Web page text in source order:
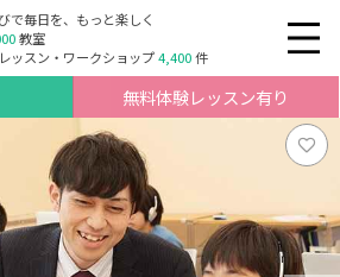
で毎日を、もっと楽しく
教室
ッスン・ワークショップ4,400件
無料体験レッスン有り